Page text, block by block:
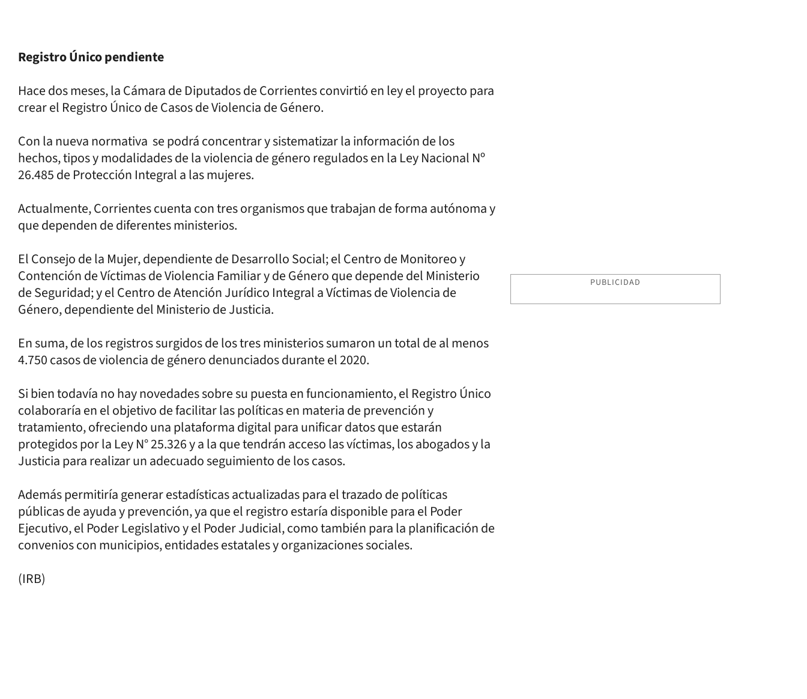
Registro Único pendiente
Hace dos meses, la Cámara de Diputados de Corrientes convirtió en ley el proyecto para
crear el Registro Único de Casos de Violencia de Género.
Con la nueva normativa se podrá concentrar y sistematizar la información de los
hechos, tipos y modalidades de la violencia de género regulados en la Ley Nacional Nº
26.485 de Protección Integral a las mujeres.
Actualmente, Corrientes cuenta con tres organismos que trabajan de forma autónoma y
que dependen de diferentes ministerios.
El Consejo de la Mujer, dependiente de Desarrollo Social; el Centro de Monitoreo y
Contención de Víctimas de Violencia Familiar y de Género que depende del Ministerio
de Seguridad; y el Centro de Atención Jurídico Integral a Víctimas de Violencia de
Género, dependiente del Ministerio de Justicia.
En suma, de los registros surgidos de los tres ministerios sumaron un total de al menos
4.750 casos de violencia de género denunciados durante el 2020.
Si bien todavía no hay novedades sobre su puesta en funcionamiento, el Registro Único
colaboraría en el objetivo de facilitar las políticas en materia de prevención y
tratamiento, ofreciendo una plataforma digital para unificar datos que estarán
protegidos por la Ley N° 25.326 y a la que tendrán acceso las víctimas, los abogados y la
Justicia para realizar un adecuado seguimiento de los casos.
Además permitiría generar estadísticas actualizadas para el trazado de políticas
públicas de ayuda y prevención, ya que el registro estaría disponible para el Poder
Ejecutivo, el Poder Legislativo y el Poder Judicial, como también para la planificación de
convenios con municipios, entidades estatales y organizaciones sociales.
(IRB)
PUBLICIDAD